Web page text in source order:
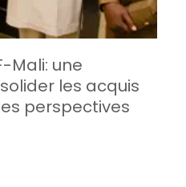
Mali: une
les acquis
perspectives